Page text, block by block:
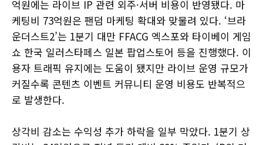
억원에는 라이브 IP 관련 외주·서버 비용이 반영됐다. 마
케팅비 73억원은 팬덤 마케팅 확대와 맞물려 있다. ‘브라
운더스트2’는 1분기 대만 FFACG 엑스포와 타이베이 게임
쇼 한국 일러스타페스 일본 팝업스토어 등을 진행했다. 이
용자 트래픽 유지에는 도움이 됐지만 라이브 운영 규모가
커질수록 콘텐츠 이벤트 커뮤니티 운영 비용도 반복적으
로 발생한다.
상각비 감소는 수익성 추가 하락을 일부 막았다. 1분기 상